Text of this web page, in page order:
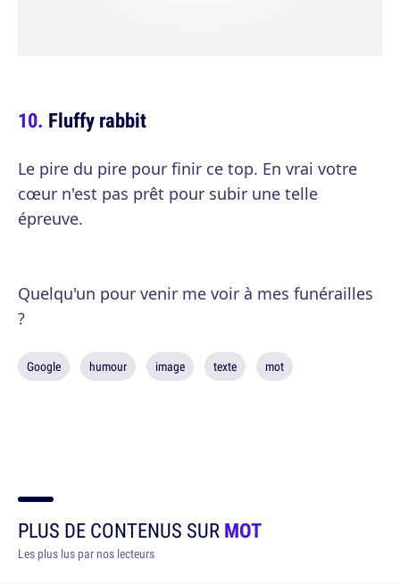
Fluffy rabbit
Le pire du pire pour finir ce top. En vrai votre
cœur n'est pas prêt pour subir une telle
épreuve.
Quelqu'un pour venir me voir à mes funérailles
?
Google humour image texte mot
PLUS DE CONTENUS SURMOT
Les plus lus par nos lecteurs